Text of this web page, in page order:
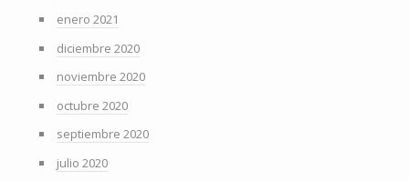
enero 2021
diciembre 2020
noviembre 2020
octubre 2020
septiembre 2020
julio 2020